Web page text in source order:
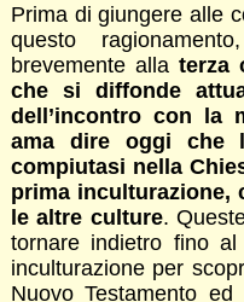
Prima di giungere alle
questo
brevemente alla terza
che si diffonde
dell’incontro con la
ama dire oggi che
compiutasi nella
prima inculturazione,
le altre culture.
tornare indietro fino
inculturazione per
Nuovo Testamento